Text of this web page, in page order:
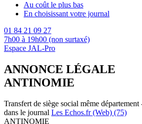
Au coût le plus bas
En choisissant votre journal
01 84 21 09 27
7h00 à 19h00 (non surtaxé)
Espace JAL-Pro
ANNONCE LÉGALE
ANTINOMIE
Transfert de siège social même
dans le journal Les Echos.fr (Web) (75)
ANTINOMIE